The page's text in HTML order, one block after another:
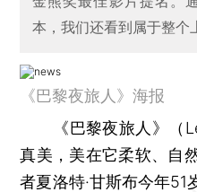
本，我们还看到属于整
《巴黎夜旅人》海报
《巴黎夜旅人》（
真美，美在它柔软、自
者夏洛特·甘斯布今年